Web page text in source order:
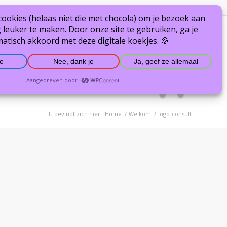
Info & links Contact
U bevindt zich hier: Home / Welkom / logo-consult